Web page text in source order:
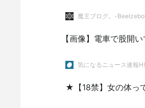
魔王ブログ。-
【画像】電車で股開
気になるニュース速報
★【18禁】女の体っ